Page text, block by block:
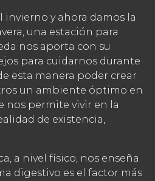
invierno y ahora damos la
una estación para
nos aporta con su
para cuidarnos durante
esta manera poder crear
un ambiente óptimo en
nos permite vivir en la
de existencia,
a nivel físico, nos enseña
digestivo es el factor más